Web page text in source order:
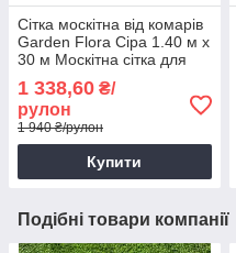
Сітка москітна від комарів
Garden Flora Сіра 1.40 м х
30 м Москітна сітка для
1 338,60 ₴/
рулон
1 940 ₴/рулон
Купити
Подібні товари компанії